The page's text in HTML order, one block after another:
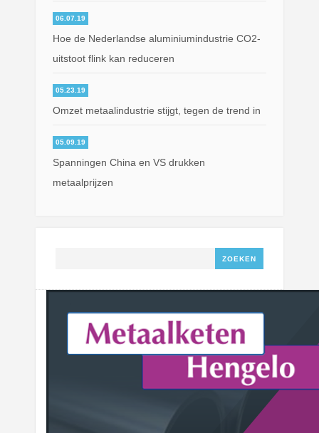
06.07.19
Hoe de Nederlandse aluminiumindustrie CO2-
uitstoot flink kan reduceren
05.23.19
Omzet metaalindustrie stijgt, tegen de trend in
05.09.19
Spanningen China en VS drukken
metaalprijzen